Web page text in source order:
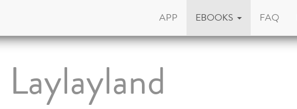
APP EBOOKS FAQ
Laylayland